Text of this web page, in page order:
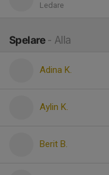
Ledare
Spelare - Alla
Adina K.
Aylin K.
Berit B.